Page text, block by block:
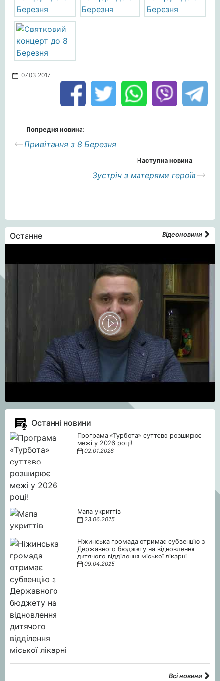
07.03.2017
Попредня новина:
Привітання з 8 Березня
Наступна новина:
Зустріч з матерями героїв
Останне Відеоновини
Останні новини
Програма «Турбота» суттєво розширює
межі у 2026 році!
02.01.2026
Мапа укриттів
23.06.2025
Ніжинська громада отримає субвенцію з
Державного бюджету на відновлення
дитячого відділення міської лікарні
09.04.2025
Всі новини